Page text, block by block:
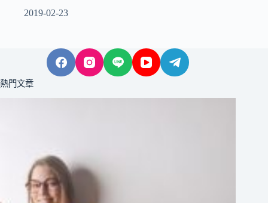
2019-02-23
熱門文章